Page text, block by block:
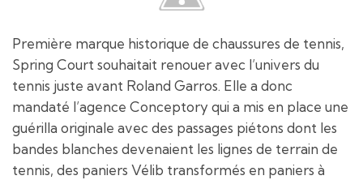
Première marque historique de chaussures de tennis,
Spring Court souhaitait renouer avec l’univers du
tennis juste avant Roland Garros. Elle a donc
mandaté l’agence Conceptory qui a mis en place une
guérilla originale avec des passages piétons dont les
bandes blanches devenaient les lignes de terrain de
tennis, des paniers Vélib transformés en paniers à